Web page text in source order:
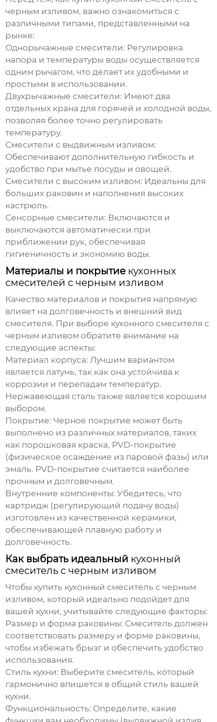
черным изливом, важно ознакомиться с
различными типами, представленными на
рынке:
Однорычажные смесители: Регулировка
напора и температуры воды осуществляется
одним рычагом, что делает их удобными и
простыми в использовании.
Двухрычажные смесители: Имеют два
отдельных крана для горячей и холодной воды,
позволяя более точно регулировать
температуру.
Смесители с выдвижным изливом:
Обеспечивают дополнительную гибкость и
удобство при мытье посуды и овощей.
Смесители с высоким изливом: Идеальны для
больших раковин и наполнения высоких
кастрюль.
Сенсорные смесители: Включаются и
выключаются автоматически при
приближении рук, обеспечивая
гигиеничность и экономию воды.
Материалы и покрытие кухонных
смесителей с черным изливом
Качество материалов и покрытия напрямую
влияет на долговечность и внешний вид
смесителя. При выборе кухонного смесителя с
черным изливом обратите внимание на
следующие аспекты:
Материал корпуса: Лучшим вариантом
является латунь, так как она устойчива к
коррозии и перепадам температур.
Нержавеющая сталь также является хорошим
выбором.
Покрытие: Черное покрытие может быть
выполнено из различных материалов, таких
как порошковая краска, PVD-покрытие
(физическое осаждение из паровой фазы) или
эмаль. PVD-покрытие считается наиболее
прочным и долговечным.
Внутренние компоненты: Убедитесь, что
картридж (регулирующий подачу воды)
изготовлен из качественной керамики,
обеспечивающей плавную работу и
долговечность.
Как выбрать идеальный кухонный
смеситель с черным изливом
Чтобы купить кухонный смеситель с черным
изливом, который идеально подойдет для
вашей кухни, учитывайте следующие факторы:
Размер и форма раковины: Смеситель должен
соответствовать размеру и форме раковины,
чтобы избежать брызг и обеспечить удобство
использования.
Стиль кухни: Выберите смеситель, который
гармонично впишется в общий стиль вашей
кухни.
Функциональность: Определите, какие